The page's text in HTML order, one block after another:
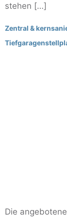
stehen […]
Zentral &
Die